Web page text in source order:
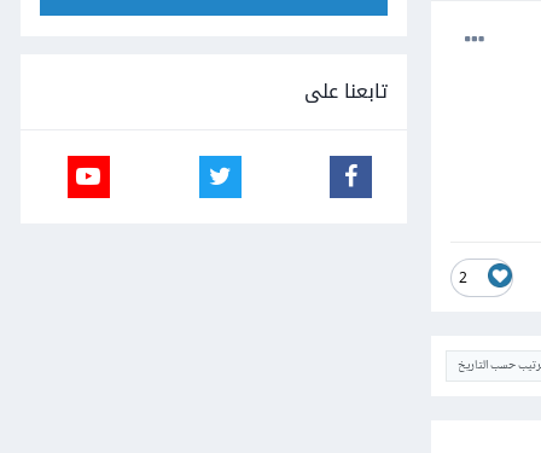
2
حسب التاريخ
تابعنا على